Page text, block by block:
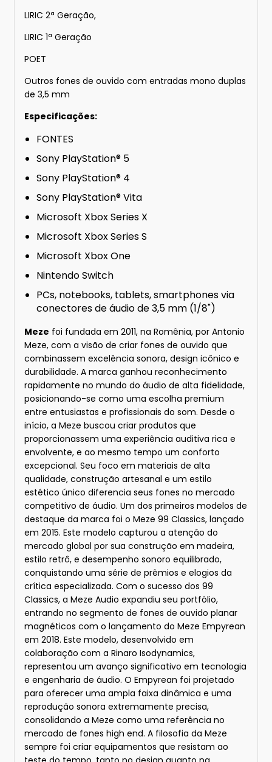
LIRIC 2ª Geração,
LIRIC 1ª Geração
POET
Outros fones de ouvido com entradas mono duplas
de 3,5 mm
Especificações:
FONTES
Sony PlayStation® 5
Sony PlayStation® 4
Sony PlayStation® Vita
Microsoft Xbox Series X
Microsoft Xbox Series S
Microsoft Xbox One
Nintendo Switch
PCs, notebooks, tablets, smartphones via
conectores de áudio de 3,5 mm (1/8")
Meze foi fundada em 2011, na Romênia, por Antonio
Meze, com a visão de criar fones de ouvido que
combinassem excelência sonora, design icônico e
durabilidade. A marca ganhou reconhecimento
rapidamente no mundo do áudio de alta fidelidade,
posicionando-se como uma escolha premium
entre entusiastas e profissionais do som. Desde o
início, a Meze buscou criar produtos que
proporcionassem uma experiência auditiva rica e
envolvente, e ao mesmo tempo um conforto
excepcional. Seu foco em materiais de alta
qualidade, construção artesanal e um estilo
estético único diferencia seus fones no mercado
competitivo de áudio. Um dos primeiros modelos de
destaque da marca foi o Meze 99 Classics, lançado
em 2015. Este modelo capturou a atenção do
mercado global por sua construção em madeira,
estilo retrô, e desempenho sonoro equilibrado,
conquistando uma série de prêmios e elogios da
crítica especializada. Com o sucesso dos 99
Classics, a Meze Audio expandiu seu portfólio,
entrando no segmento de fones de ouvido planar
magnéticos com o lançamento do Meze Empyrean
em 2018. Este modelo, desenvolvido em
colaboração com a Rinaro Isodynamics,
representou um avanço significativo em tecnologia
e engenharia de áudio. O Empyrean foi projetado
para oferecer uma ampla faixa dinâmica e uma
reprodução sonora extremamente precisa,
consolidando a Meze como uma referência no
mercado de fones high end. A filosofia da Meze
sempre foi criar equipamentos que resistam ao